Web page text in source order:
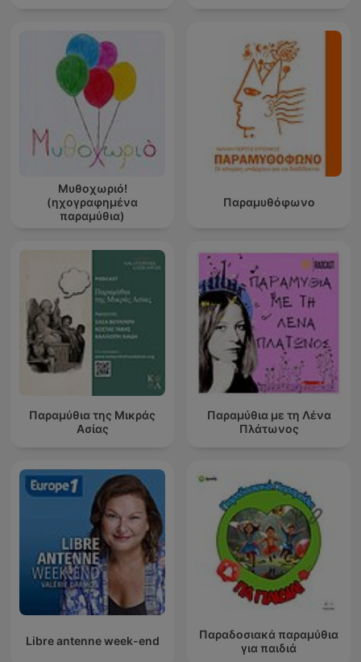
Μυθοχωριό!
(ηχογραφημένα
παραμύθια)
Παραμυθόφωνο
Παραμύθια της Μικράς
Ασίας
Παραμύθια με τη Λένα
Πλάτωνος
Libre antenne week-end
Παραδοσιακά παραμύθια
για παιδιά